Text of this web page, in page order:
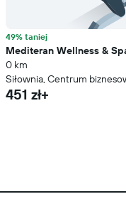
49% taniej
Mediteran Wellness &
0 km
Siłownia, Centrum
451 zł+